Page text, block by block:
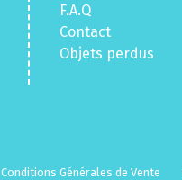
F.A.Q
Contact
Objets perdus
Conditions Générales de Vente